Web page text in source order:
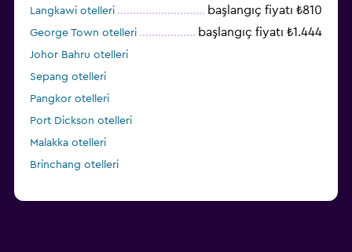
Langkawi otelleri başlangıç fiyatı ₺810
George Town otelleri başlangıç fiyatı ₺1.444
Johor Bahru otelleri
Sepang otelleri
Pangkor otelleri
Port Dickson otelleri
Malakka otelleri
Brinchang otelleri